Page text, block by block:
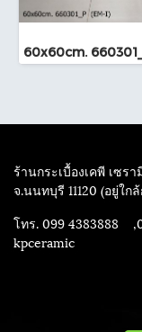
60x60cm.
ร้านกระเบื้องเคพี เซรา
จ.นนทบุรี 11120 (อยู่ใ
โทร. 099 4383888
kpceramic